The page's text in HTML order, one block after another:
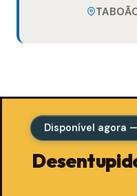
Disponível agora